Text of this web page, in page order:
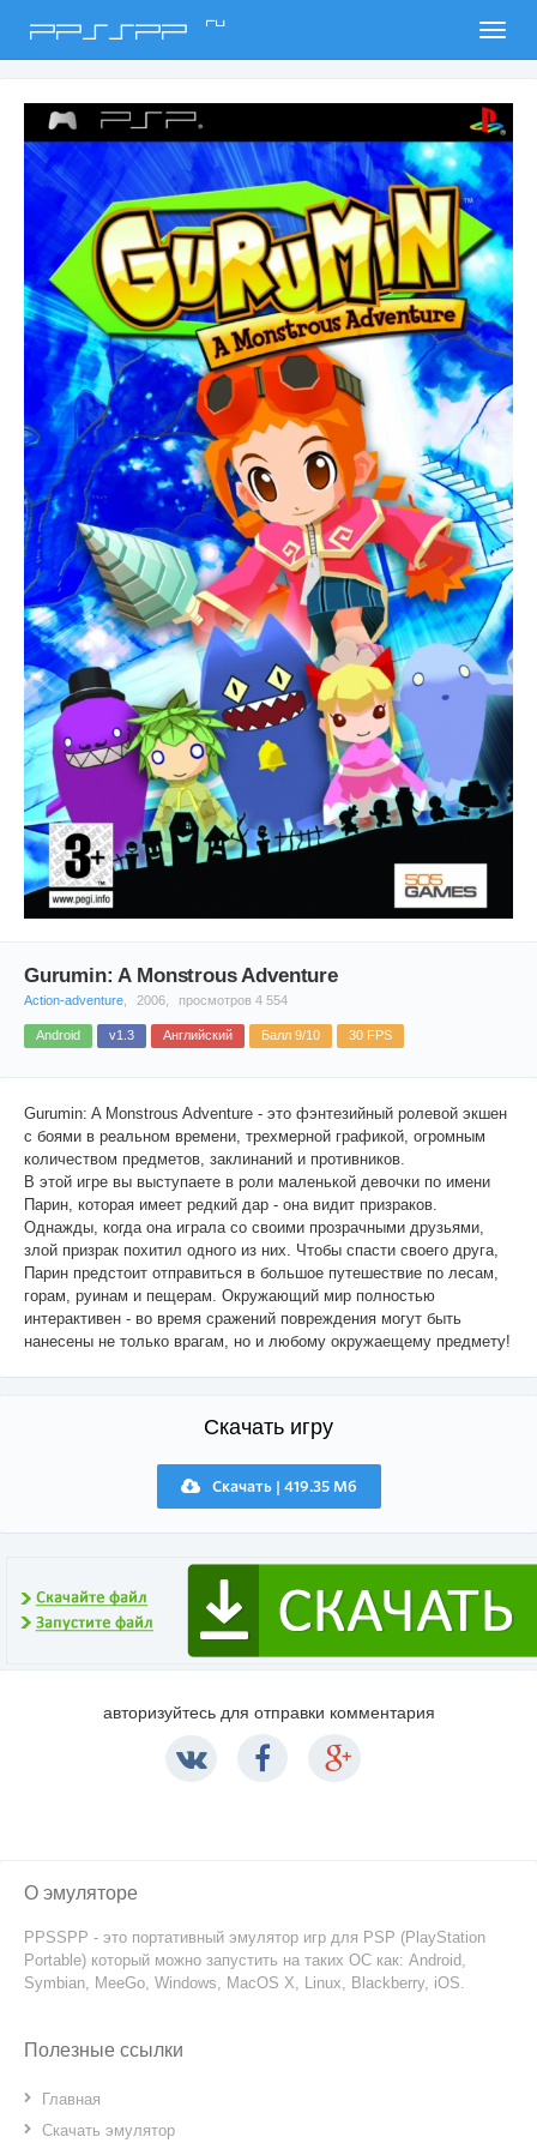
PPSSPP ru
Gurumin: A Monstrous Adventure
Action-adventure 2006, просмотров 4 554
Android v1.3 Английский Балл 9/10 30 FPS
Gurumin: A Monstrous Adventure - это фэнтезийный ролевой экшен
с боями в реальном времени, трехмерной графикой, огромным
количеством предметов, заклинаний и противников.
В этой игре вы выступаете в роли маленькой девочки по имени
Парин, которая имеет редкий дар - она видит призраков.
Однажды, когда она играла со своими прозрачными друзьями,
злой призрак похитил одного из них. Чтобы спасти своего друга,
Парин предстоит отправиться в большое путешествие по лесам,
горам, руинам и пещерам. Окружающий мир полностью
интерактивен - во время сражений повреждения могут быть
нанесены не только врагам, но и любому окружаещему предмету!
Скачать игру
Скачать | 419.35 Мб
авторизуйтесь для отправки комментария
О эмуляторе
PPSSPP - это портативный эмулятор игр для PSP (PlayStation
Portable) который можно запустить на таких ОС как: Android,
Symbian, MeeGo, Windows, MacOS X, Linux, Blackberry, iOS.
Полезные ссылки
Главная
Скачать эмулятор